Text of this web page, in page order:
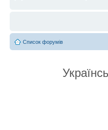
Список форумів